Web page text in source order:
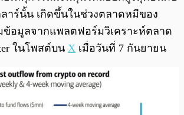
าร์นั้น เกิดขึ้นในช่วงตลาดหมีของ
ข้อมูลจากแพลตฟอร์มวิเคราะห์ตลาด
ในโพสต์บน X เมื่อวันที่ 7 กันยายน